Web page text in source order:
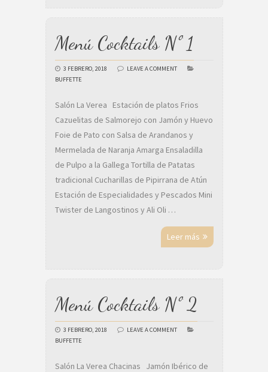
Menú Cocktails Nº 1
3 FEBRERO, 2018
LEAVE A COMMENT
BUFFETTE
Salón La Verea Estación de platos Frios
Cazuelitas de Salmorejo con Jamón y Huevo
Foie de Pato con Salsa de Arandanos y
Mermelada de Naranja Amarga Ensaladilla
de Pulpo a la Gallega Tortilla de Patatas
tradicional Cucharillas de Pipirrana de Atún
Estación de Especialidades y Pescados Mini
Twister de Langostinos y Ali Oli …
Leer más
Menú Cocktails Nº 2
3 FEBRERO, 2018
LEAVE A COMMENT
BUFFETTE
Salón La Verea Chacinas Jamón Ibérico de